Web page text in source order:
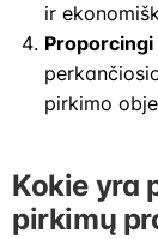
ir
Proporcingi
pirkimo
Kokie yra
pirkimų